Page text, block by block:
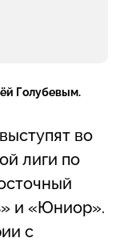
Голубевым.
во
лиги по
и «Юниор».
с